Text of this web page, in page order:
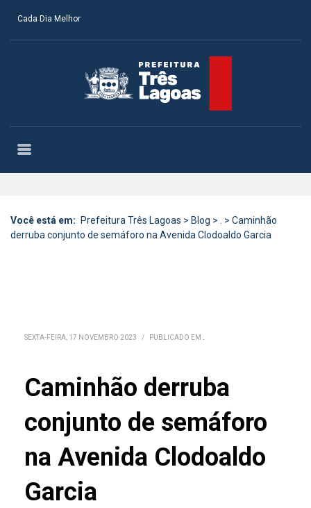
Cada Dia Melhor
Você está em: Prefeitura Três Lagoas > Blog > . > Caminhão
derruba conjunto de semáforo na Avenida Clodoaldo Garcia
SEXTA-FEIRA, 17 NOVEMBRO 2023 / PUBLICADO EM .
Caminhão derruba
conjunto de semáforo
na Avenida Clodoaldo
Garcia